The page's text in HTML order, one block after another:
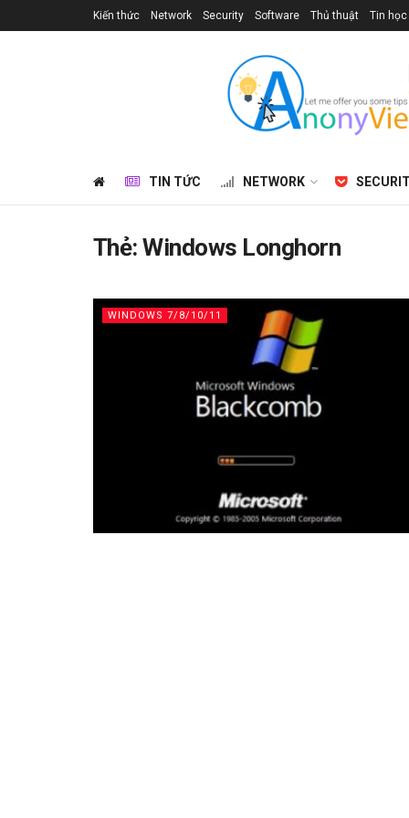
Kiến thức Network Security Software Thủ thuật Tin
TIN TỨC NETWORK
Thẻ:Windows Longhorn
WINDOWS 7/8/10/11